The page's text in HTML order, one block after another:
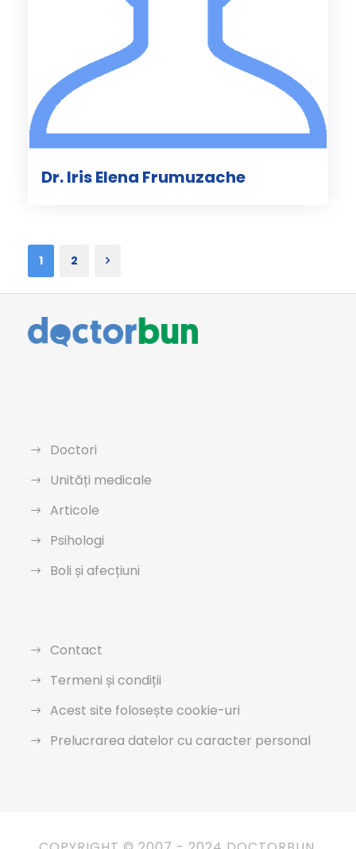
Dr. Iris Elena Frumuzache
1 2
Doctori
Unități medicale
Articole
Psihologi
Boli și afecțiuni
Contact
Termeni și condiții
Acest site folosește cookie-uri
Prelucrarea datelor cu caracter personal